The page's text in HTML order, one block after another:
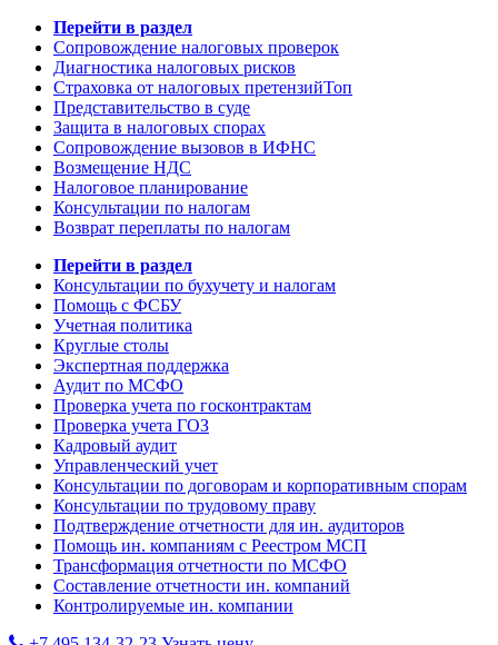
Перейти в раздел
Сопровождение налоговых проверок
Диагностика налоговых рисков
Страховка от налоговых претензийТоп
Представительство в суде
Защита в налоговых спорах
Сопровождение вызовов в ИФНС
Возмещение НДС
Налоговое планирование
Консультации по налогам
Возврат переплаты по налогам
Перейти в раздел
Консультации по бухучету и налогам
Помощь с ФСБУ
Учетная политика
Круглые столы
Экспертная поддержка
Аудит по МСФО
Проверка учета по госконтрактам
Проверка учета ГОЗ
Кадровый аудит
Управленческий учет
Консультации по договорам и корпоративным спорам
Консультации по трудовому праву
Подтверждение отчетности для ин. аудиторов
Помощь ин. компаниям с Реестром МСП
Трансформация отчетности по МСФО
Составление отчетности ин. компаний
Контролируемые ин. компании